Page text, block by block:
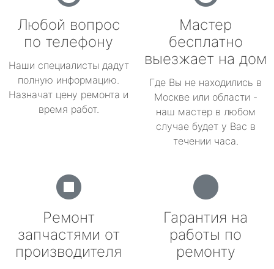
Любой вопрос
по телефону
Наши специалисты дадут
полную информацию.
Назначат цену ремонта и
время работ.
Мастер
бесплатно
выезжает на дом
Где Вы не находились в
Москве или области -
наш мастер в любом
случае будет у Вас в
течении часа.
Ремонт
запчастями от
производителя
Гарантия на
работы по
ремонту